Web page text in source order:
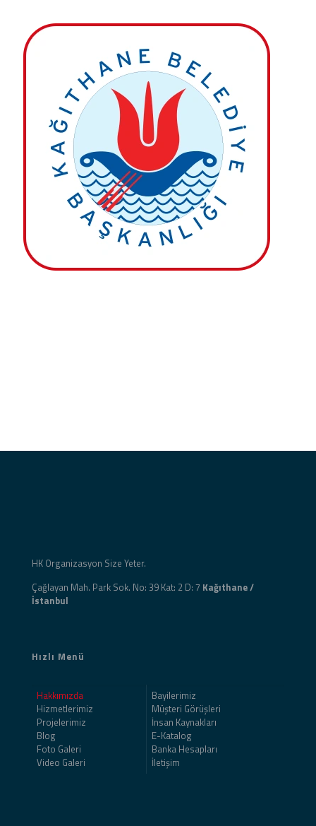
HK Organizasyon Size Yeter.
Çağlayan Mah. Park Sok. No: 39 Kat: 2 D: 7 Kağıthane /
İstanbul
Hızlı Menü
Hakkımızda
Hizmetlerimiz
Projelerimiz
Blog
Foto Galeri
Video Galeri
Bayilerimiz
Müşteri Görüşleri
İnsan Kaynakları
E-Katalog
Banka Hesapları
İletişim